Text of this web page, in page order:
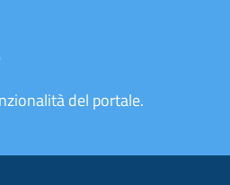
del portale.